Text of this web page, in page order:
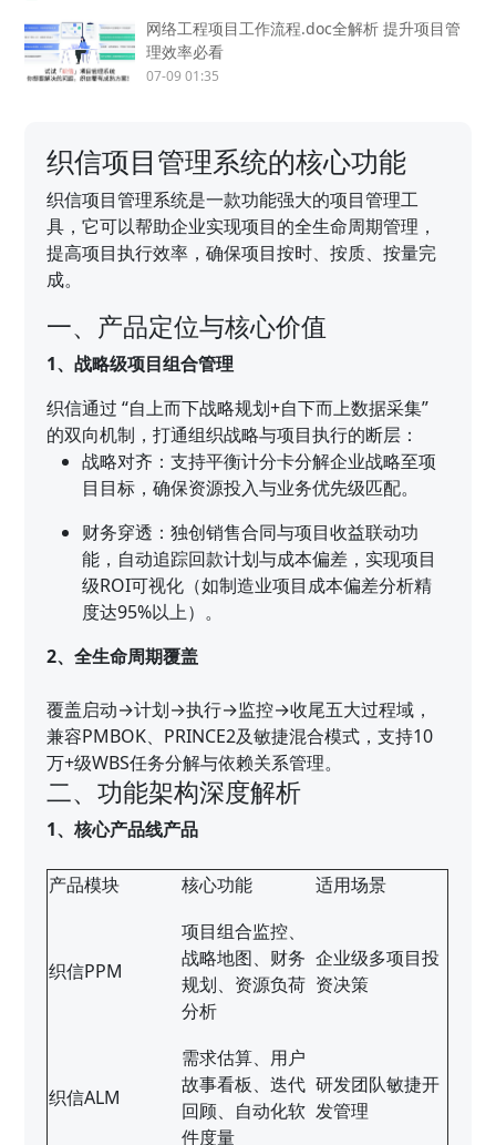
网络工程项目工作流程.doc全解析 提升项目管
理效率必看
07-09 01:35
织信项目管理系统的核心功能
织信项目管理系统是一款功能强大的项目管理工
具，它可以帮助企业实现项目的全生命周期管理，
提高项目执行效率，确保项目按时、按质、按量完
成。
一、产品定位与核心价值
1、战略级项目组合管理
织信通过 “自上而下战略规划+自下而上数据采集”
的双向机制，打通组织战略与项目执行的断层：
战略对齐：支持平衡计分卡分解企业战略至项
目目标，确保资源投入与业务优先级匹配。
财务穿透：独创销售合同与项目收益联动功
能，自动追踪回款计划与成本偏差，实现项目
级ROI可视化（如制造业项目成本偏差分析精
度达95%以上）。
2、全生命周期覆盖
覆盖启动→计划→执行→监控→收尾五大过程域，
兼容PMBOK、PRINCE2及敏捷混合模式，支持10
万+级WBS任务分解与依赖关系管理。
二、功能架构深度解析
1、核心产品线产品
产品模块 核心功能 适用场景
织信PPM
项目组合监控、
战略地图、财务
规划、资源负荷
分析
企业级多项目投
资决策
织信ALM
需求估算、用户
故事看板、迭代
回顾、自动化软
件度量
研发团队敏捷开
发管理